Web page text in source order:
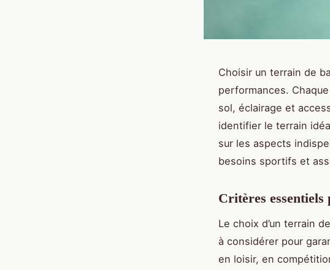
Choisir un terrain de
performances.
sol, éclairage et
identifier le terrain
sur les aspects
besoins sportifs et
Critères
Le choix d’un terrain
à considérer pour
en loisir, en